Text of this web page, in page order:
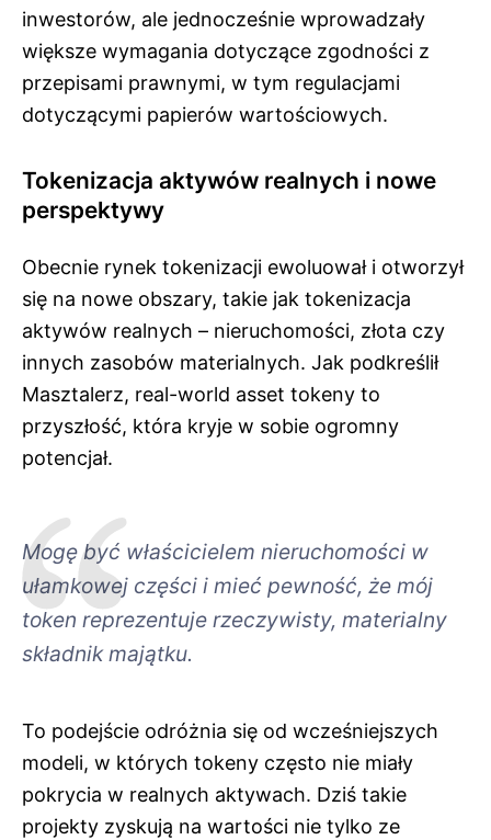
inwestorów, ale jednocześnie wprowadzały
większe wymagania dotyczące zgodności z
przepisami prawnymi, w tym regulacjami
dotyczącymi papierów wartościowych.
Tokenizacja aktywów realnych i nowe
perspektywy
Obecnie rynek tokenizacji ewoluował i otworzył
się na nowe obszary, takie jak tokenizacja
aktywów realnych – nieruchomości, złota czy
innych zasobów materialnych. Jak podkreślił
Masztalerz, real-world asset tokeny to
przyszłość, która kryje w sobie ogromny
potencjał.
Mogę być właścicielem nieruchomości w
ułamkowej części i mieć pewność, że mój
token reprezentuje rzeczywisty, materialny
składnik majątku.
To podejście odróżnia się od wcześniejszych
modeli, w których tokeny często nie miały
pokrycia w realnych aktywach. Dziś takie
projekty zyskują na wartości nie tylko ze